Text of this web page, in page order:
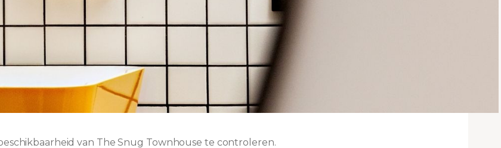
van The Snug Townhouse te controleren.